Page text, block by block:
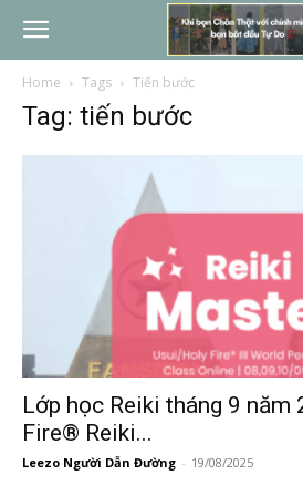
Home Tags Tiến bước
Tag: tiến bước
Lớp học Reiki tháng 9 năm
Fire® Reiki...
Leezo Người Dẫn Đường - 19/08/2025